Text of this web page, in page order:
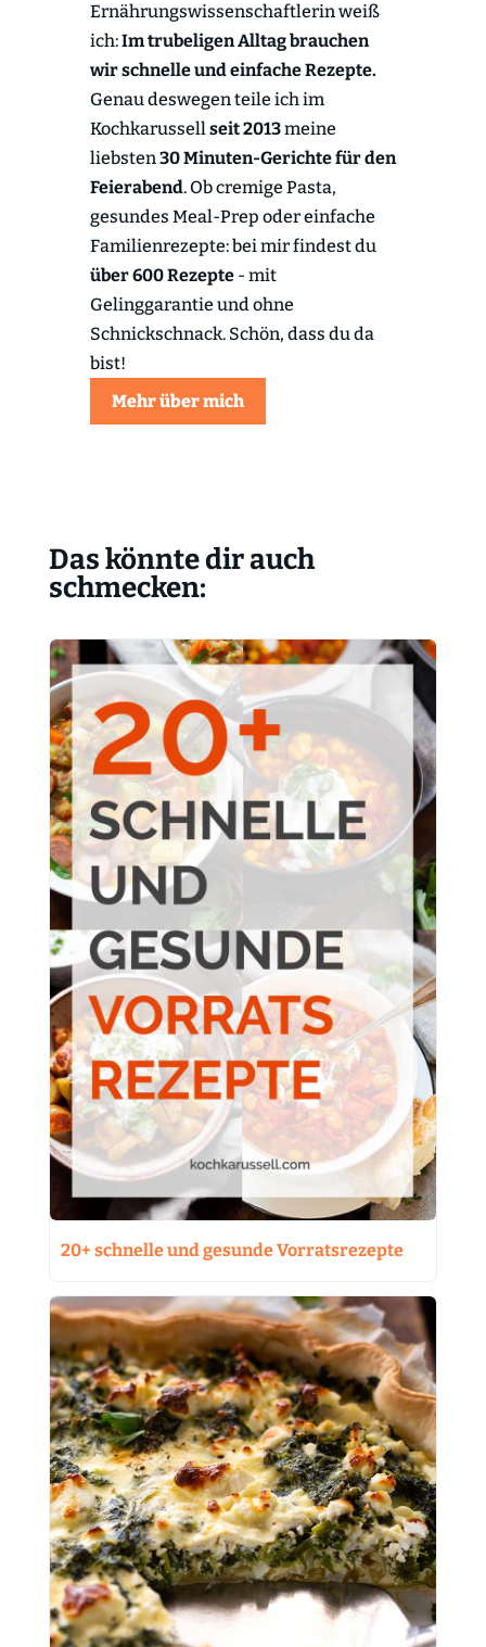
Ernährungswissenschaftlerin weiß
ich:Im trubeligen Alltag brauchen
wir schnelle und einfache Rezepte.
Genau deswegen teile ich im
Kochkarussellseit 2013meine
liebsten30 Minuten-Gerichte für den
Feierabend. Ob cremige Pasta,
gesundes Meal-Prep oder einfache
Familienrezepte: bei mir findest du
über 600 Rezepte- mit
Gelinggarantie und ohne
Schnickschnack. Schön, dass du da
bist!
Mehr über mich
Das könnte dir auch
schmecken:
20+ schnelle und gesunde Vorratsrezepte